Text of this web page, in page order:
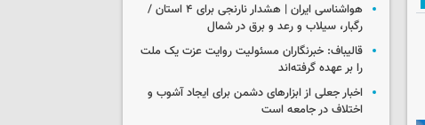
هواشناسی ایران | هشدار نارنجی برای ۴ استان /
رگبار، سیلاب و رعد و برق در شمال
قالیباف: خبرنگاران مسئولیت روایت عزت یک ملت
را بر عهده گرفته‌اند
اخبار جعلی از ابزارهای دشمن برای ایجاد آشوب و
اختلاف در جامعه است